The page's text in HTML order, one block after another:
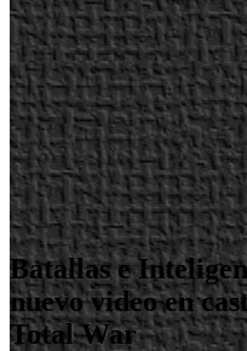
Batallas e
nuevo video en
Total War